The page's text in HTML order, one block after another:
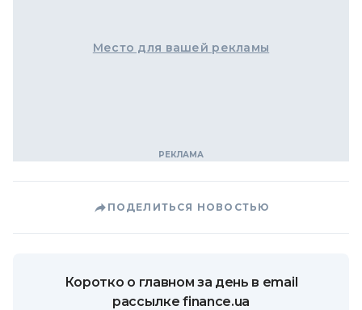
Место для вашей рекламы
ПОДЕЛИТЬСЯ НОВОСТЬЮ
Коротко о главном за день в email
рассылке finance.ua